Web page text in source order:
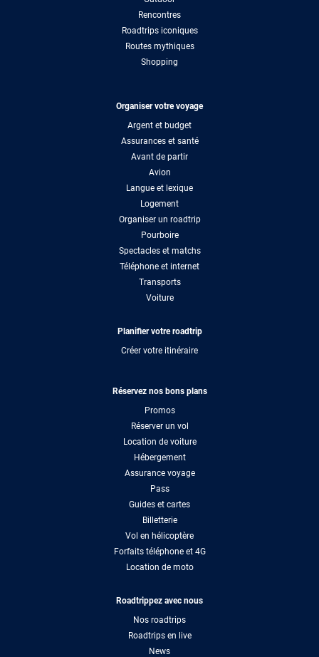
Rencontres
Roadtrips iconiques
Routes mythiques
Shopping
Organiser votre voyage
Argent et budget
Assurances et santé
Avant de partir
Avion
Langue et lexique
Logement
Organiser un roadtrip
Pourboire
Spectacles et matchs
Téléphone et internet
Transports
Voiture
Planifier votre roadtrip
Créer votre itinéraire
Réservez nos bons plans
Promos
Réserver un vol
Location de voiture
Hébergement
Assurance voyage
Pass
Guides et cartes
Billetterie
Vol en hélicoptère
Forfaits téléphone et 4G
Location de moto
Roadtrippez avec nous
Nos roadtrips
Roadtrips en live
News